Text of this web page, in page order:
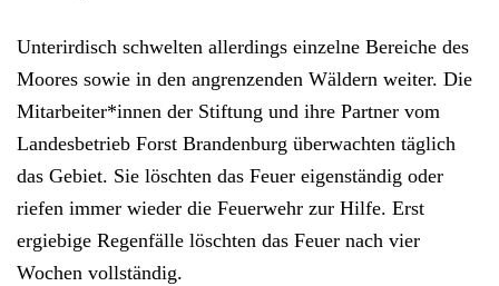
Unterirdisch schwelten allerdings einzelne Bereiche des
Moores sowie in den angrenzenden Wäldern weiter. Die
Mitarbeiter*innen der Stiftung und ihre Partner vom
Landesbetrieb Forst Brandenburg überwachten täglich
das Gebiet. Sie löschten das Feuer eigenständig oder
riefen immer wieder die Feuerwehr zur Hilfe. Erst
ergiebige Regenfälle löschten das Feuer nach vier
Wochen vollständig.